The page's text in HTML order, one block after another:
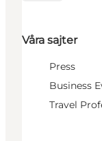
Våra sajter
Press
Business
Travel